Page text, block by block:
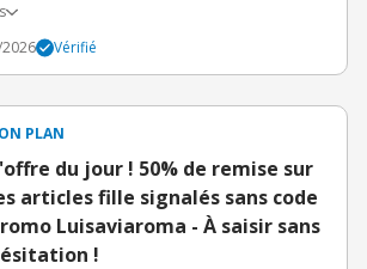
Vérifié
PLAN
du jour ! 50% de remise sur
articles fille signalés sans code
Luisaviaroma - À saisir sans
!